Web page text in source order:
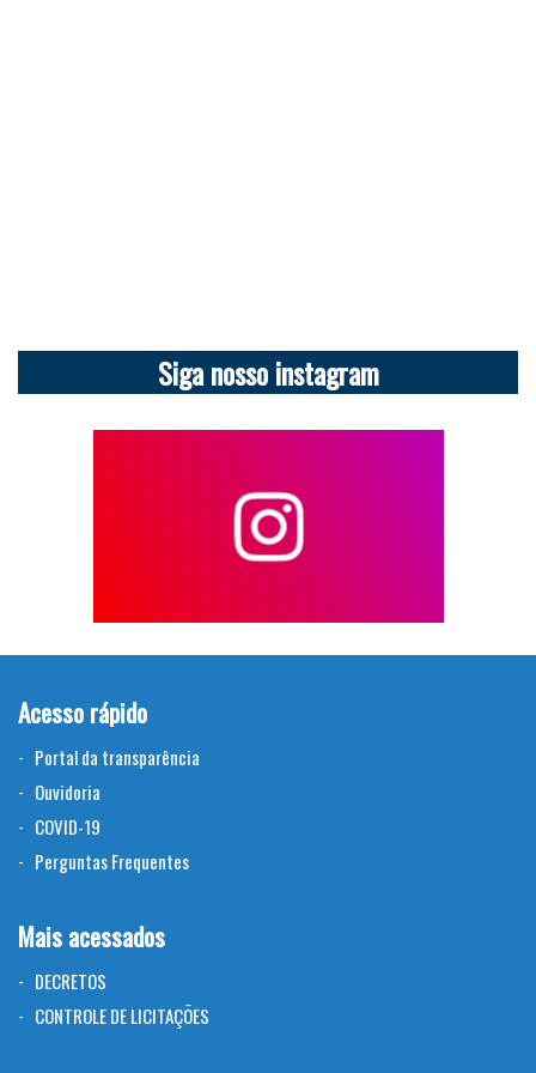
Siga nosso instagram
Acesso rápido
Portal da transparência
Ouvidoria
COVID-19
Perguntas Frequentes
Mais acessados
DECRETOS
CONTROLE DE LICITAÇÕES